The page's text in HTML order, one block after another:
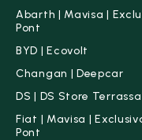
Hasta 7 L/
Hasta 8 L/
Capacidad y
Número de
Abarth | Mavisa |
Pont
BYD | Ecovolt
Changan | Deepcar
DS | DS Store Terrassa
Fiat | Mavisa |
Pont